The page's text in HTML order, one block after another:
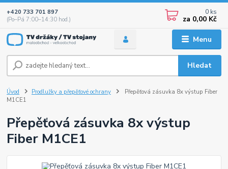
Menu
Hledat
+420 733 701 897
(Po–Pá 7:00–14:30 hod.)
0 ks
za 0,00 Kč
Úvod Prodlužky a přepěťové ochrany
Přepěťová zásuvka 8x výstup Fiber
M1CE1
Přepěťová zásuvka 8x výstup
Fiber M1CE1